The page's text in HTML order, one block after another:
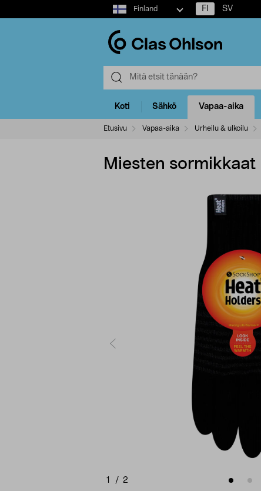
Select
market
Finland FI SV
Koti Sähkö Vapaa-aika
Etusivu Vapaa-aika Urheilu & ulkoilu
Miesten
1 / 2